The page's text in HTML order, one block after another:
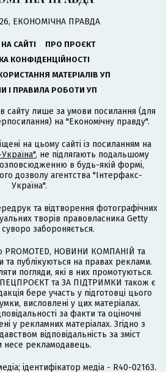
ЕКОНОМІЧНА ПРАВДА
САЙТІ
ПРО ПРОЄКТ
КОНФІДЕНЦІЙНОСТІ
МАТЕРІАЛІВ УП
І ПРАВИЛА РОБОТИ УП
сайту лише за умови посилання (для
на "Економічну правду".
на цьому сайті із посиланням на
, не підлягають подальшому
в будь-якій формі,
дозволу агентства "Інтерфакс-
Україна".
та відтворення фотографічних
творів правовласника Getty
забороняється.
PROMOTED, НОВИНИ КОМПАНІЙ та
публікуються на правах реклами.
погляди, які в них промотуються.
та ЗА ПІДТРИМКИ також є
бере участь у підготовці цього
висловлені у цих матеріалах.
за факти та оціночні
у рекламних матеріалах. Згідно з
відповідальність за зміст
несе рекламодавець.
ідентифікатор медіа - R40-02163.